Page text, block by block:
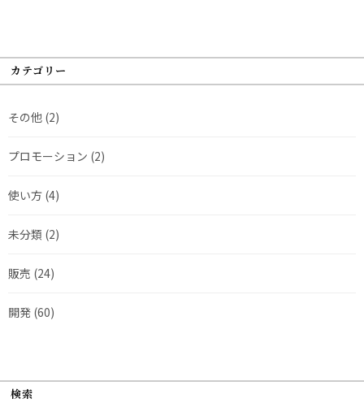
カテゴリー
その他 (2)
プロモーション (2)
使い方 (4)
未分類 (2)
販売 (24)
開発 (60)
検索